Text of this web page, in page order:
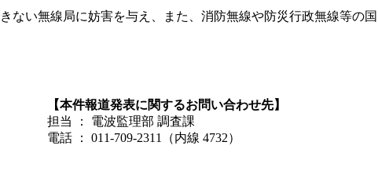
い無線局に妨害を与え、また、消防無線や防災行政無線等の
【本件報道発表に関するお問い合わせ先】
担当 ： 電波監理部 調査課
電話 ： 011-709-2311（内線 4732）